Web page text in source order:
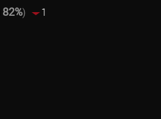
82%)
1